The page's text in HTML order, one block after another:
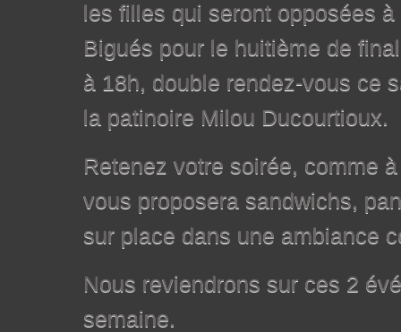
les filles qui seront opposées à
Bigués pour le huitième de
à 18h, double rendez-vous ce
la patinoire Milou Ducourtioux.
Retenez votre soirée, comme
vous proposera sandwichs,
sur place dans une ambiance
Nous reviendrons sur ces 2
semaine.